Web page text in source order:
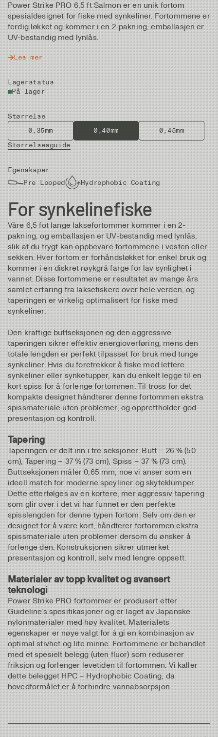
Power Strike PRO 6,5 ft Salmon er en unik fortom
spesialdesignet for fiske med synkeliner. Fortommene er
ferdig løkket og kommer i en 2-pakning, emballasjen er
UV-bestandig med lynlås.
Les mer
Lagerstatus
På lager
Størrelse
0,35mm
0,40mm
0,45mm
Størrelsesguide
Egenskaper
Pre Looped
Hydrophobic Coating
For synkelinefiske
Våre 6,5 fot lange laksefortommer kommer i en 2-
pakning, og emballasjen er UV-bestandig med lynlås,
slik at du trygt kan oppbevare fortommene i vesten eller
sekken. Hver fortom er forhåndsløkket for enkel bruk og
kommer i en diskret røykgrå farge for lav synlighet i
vannet. Disse fortommene er resultatet av mange års
samlet erfaring fra laksefiskere over hele verden, og
taperingen er virkelig optimalisert for fiske med
synkeliner.
Den kraftige buttseksjonen og den aggressive
taperingen sikrer effektiv energioverføring, mens den
totale lengden er perfekt tilpasset for bruk med tunge
synkeliner. Hvis du foretrekker å fiske med lettere
synkeliner eller synketupper, kan du enkelt legge til en
kort spiss for å forlenge fortommen. Til tross for det
kompakte designet håndterer denne fortommen ekstra
spissmateriale uten problemer, og opprettholder god
presentasjon og kontroll.
Tapering
Taperingen er delt inn i tre seksjoner: Butt – 26 % (50
cm), Tapering – 37 % (73 cm), Spiss – 37 % (73 cm).
Buttseksjonen måler 0,65 mm, noe vi anser som en
ideell match for moderne speyliner og skyteklumper.
Dette etterfølges av en kortere, mer aggressiv tapering
som glir over i det vi har funnet er den perfekte
spisslengden for denne typen fortom. Selv om den er
designet for å være kort, håndterer fortommen ekstra
spissmateriale uten problemer dersom du ønsker å
forlenge den. Konstruksjonen sikrer utmerket
presentasjon og kontroll, selv med lengre oppsett.
Materialer av topp kvalitet og avansert
teknologi
Power Strike PRO fortommer er produsert etter
Guideline’s spesifikasjoner og er laget av Japanske
nylonmaterialer med høy kvalitet. Materialets
egenskaper er nøye valgt for å gi en kombinasjon av
optimal stivhet og lite minne. Fortommene er behandlet
med et spesielt belegg (uten fluor) som reduserer
friksjon og forlenger levetiden til fortommen. Vi kaller
dette belegget HPC – Hydrophobic Coating, da
hovedformålet er å forhindre vannabsorpsjon.